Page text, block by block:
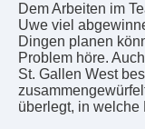
Dem Arbeiten im
Uwe viel
Dingen planen
Problem höre.
St. Gallen West
überlegt, in